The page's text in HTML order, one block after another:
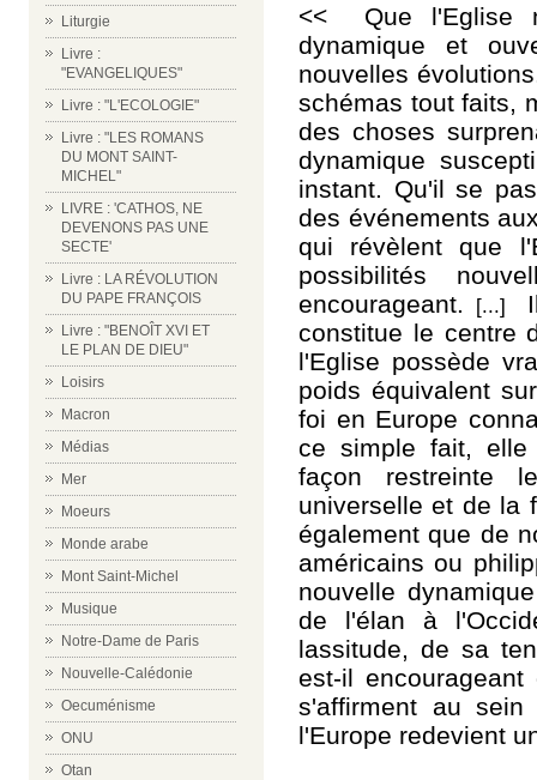
Liturgie
Livre :
"EVANGELIQUES"
Livre : "L'ECOLOGIE"
Livre : "LES ROMANS
DU MONT SAINT-
MICHEL"
LIVRE : 'CATHOS, NE
DEVENONS PAS UNE
SECTE'
Livre : LA RÉVOLUTION
DU PAPE FRANÇOIS
Livre : "BENOÎT XVI ET
LE PLAN DE DIEU"
Loisirs
Macron
Médias
Mer
Moeurs
Monde arabe
Mont Saint-Michel
Musique
Notre-Dame de Paris
Nouvelle-Calédonie
Oecuménisme
ONU
Otan
<< Que l'Eglise
dynamique et
nouvelles
schémas tout faits,
des choses
dynamique
instant. Qu'il se
des événements
qui révèlent que
possibilités
encourageant.
[...]
constitue le centre
l'Eglise possède
poids équivalent
foi en Europe
ce simple fait,
façon restreinte
universelle et de la
également que de
américains ou
nouvelle
de l'élan à
lassitude, de sa
est-il
s'affirment au
l'Europe redevient